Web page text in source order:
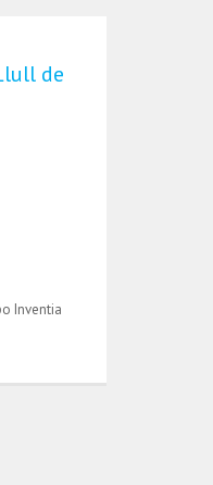
de
Inventia